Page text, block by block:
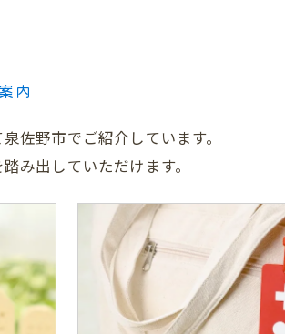
内
佐野市でご紹介しています。
み出していただけます。